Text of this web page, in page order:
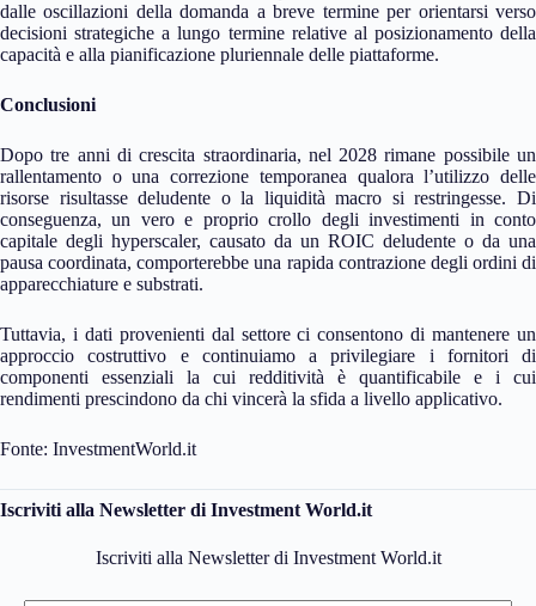
dalle oscillazioni della domanda a breve termine per orientarsi verso
decisioni strategiche a lungo termine relative al posizionamento della
capacità e alla pianificazione pluriennale delle piattaforme.
Conclusioni
Dopo tre anni di crescita straordinaria, nel 2028 rimane possibile un
rallentamento o una correzione temporanea qualora l’utilizzo delle
risorse risultasse deludente o la liquidità macro si restringesse. Di
conseguenza, un vero e proprio crollo degli investimenti in conto
capitale degli hyperscaler, causato da un ROIC deludente o da una
pausa coordinata, comporterebbe una rapida contrazione degli ordini di
apparecchiature e substrati.
Tuttavia, i dati provenienti dal settore ci consentono di mantenere un
approccio costruttivo e continuiamo a privilegiare i fornitori di
componenti essenziali la cui redditività è quantificabile e i cui
rendimenti prescindono da chi vincerà la sfida a livello applicativo.
Fonte: InvestmentWorld.it
Iscriviti alla Newsletter di Investment World.it
Iscriviti alla Newsletter di Investment World.it